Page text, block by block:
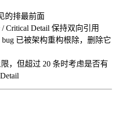
的排最前面
Critical Detail 保持双向引用
已被架构重构根除，删除它
，但超过 20 条时考虑是否有